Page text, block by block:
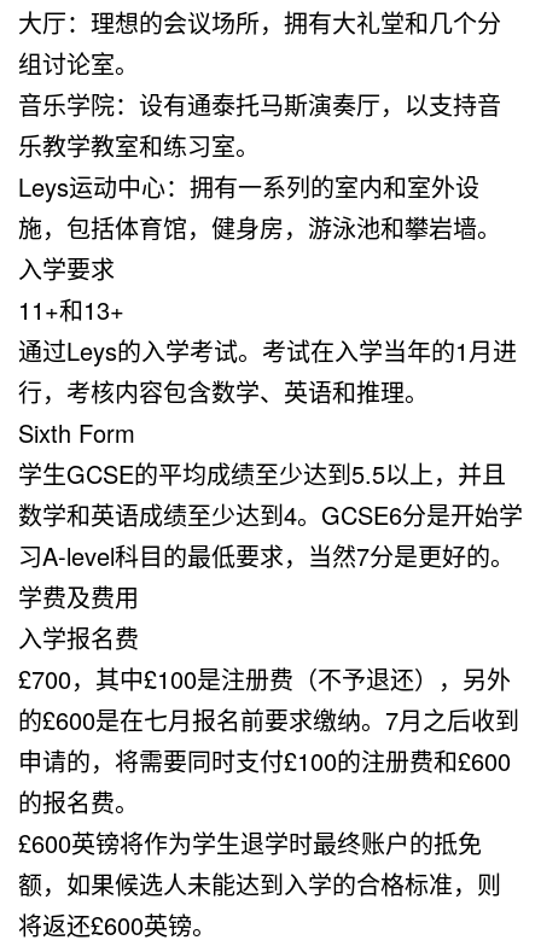
大厅：理想的会议场所，拥有大礼堂和几个分
组讨论室。
音乐学院：设有通泰托马斯演奏厅，以支持音
乐教学教室和练习室。
Leys运动中心：拥有一系列的室内和室外设
施，包括体育馆，健身房，游泳池和攀岩墙。
入学要求
11+和13+
通过Leys的入学考试。考试在入学当年的1月进
行，考核内容包含数学、英语和推理。
Sixth Form
学生GCSE的平均成绩至少达到5.5以上，并且
数学和英语成绩至少达到4。GCSE6分是开始学
习A-level科目的最低要求，当然7分是更好的。
学费及费用
入学报名费
£700，其中£100是注册费（不予退还），另外
的£600是在七月报名前要求缴纳。7月之后收到
申请的，将需要同时支付£100的注册费和£600
的报名费。
£600英镑将作为学生退学时最终账户的抵免
额，如果候选人未能达到入学的合格标准，则
将返还£600英镑。